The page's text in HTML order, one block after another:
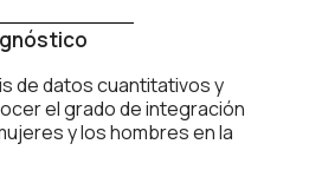
de datos cuantitativos y
el grado de integración
y los hombres en la